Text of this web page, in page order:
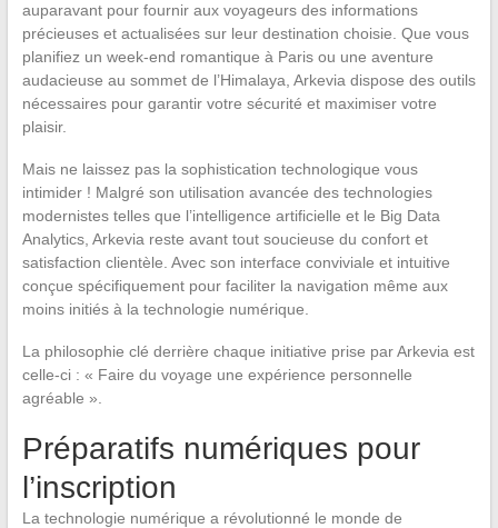
auparavant pour fournir aux voyageurs des informations
précieuses et actualisées sur leur destination choisie. Que vous
planifiez un week-end romantique à Paris ou une aventure
audacieuse au sommet de l’Himalaya, Arkevia dispose des outils
nécessaires pour garantir votre sécurité et maximiser votre
plaisir.
Mais ne laissez pas la sophistication technologique vous
intimider ! Malgré son utilisation avancée des technologies
modernistes telles que l’intelligence artificielle et le Big Data
Analytics, Arkevia reste avant tout soucieuse du confort et
satisfaction clientèle. Avec son interface conviviale et intuitive
conçue spécifiquement pour faciliter la navigation même aux
moins initiés à la technologie numérique.
La philosophie clé derrière chaque initiative prise par Arkevia est
celle-ci : « Faire du voyage une expérience personnelle
agréable ».
Préparatifs numériques pour
l’inscription
La technologie numérique a révolutionné le monde de